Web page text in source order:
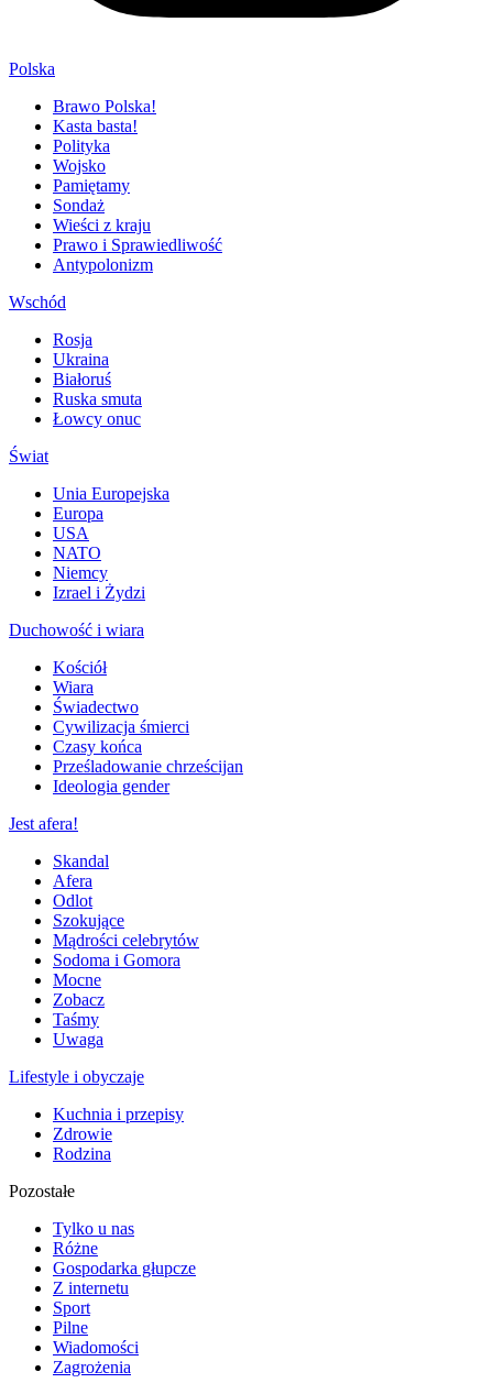
Polska
Brawo Polska!
Kasta basta!
Polityka
Wojsko
Pamiętamy
Sondaż
Wieści z kraju
Prawo i Sprawiedliwość
Antypolonizm
Wschód
Rosja
Ukraina
Białoruś
Ruska smuta
Łowcy onuc
Świat
Unia Europejska
Europa
USA
NATO
Niemcy
Izrael i Żydzi
Duchowość i wiara
Kościół
Wiara
Świadectwo
Cywilizacja śmierci
Czasy końca
Prześladowanie chrześcijan
Ideologia gender
Jest afera!
Skandal
Afera
Odlot
Szokujące
Mądrości celebrytów
Sodoma i Gomora
Mocne
Zobacz
Taśmy
Uwaga
Lifestyle i obyczaje
Kuchnia i przepisy
Zdrowie
Rodzina
Pozostałe
Tylko u nas
Różne
Gospodarka głupcze
Z internetu
Sport
Pilne
Wiadomości
Zagrożenia